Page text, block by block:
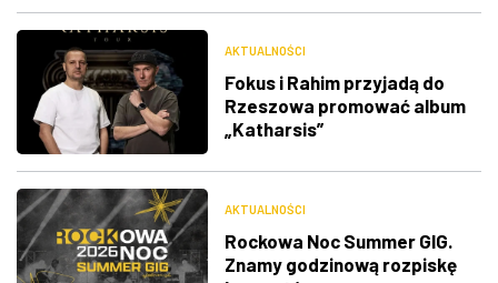
AKTUALNOŚCI
Fokus i Rahim przyjadą do
Rzeszowa promować album
„Katharsis”
AKTUALNOŚCI
Rockowa Noc Summer GIG.
Znamy godzinową rozpiskę